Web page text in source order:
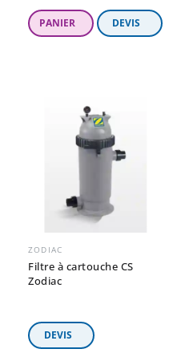
ZODIAC
Filtre à cartouche CS
Zodiac